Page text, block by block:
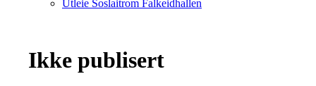
Utleie Soslaitrom Falkeidhallen
Ikke publisert